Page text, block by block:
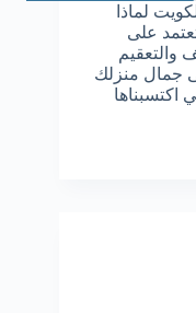
لماذا
على
جمال منزلك
اكتسبناها